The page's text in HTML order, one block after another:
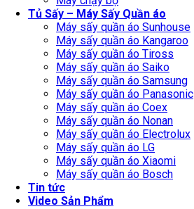
Tủ Sấy – Máy Sấy Quần áo
Máy sấy quần áo Sunhouse
Máy sấy quần áo Kangaroo
Máy sấy quần áo Tiross
Máy sấy quần áo Saiko
Máy sấy quần áo Samsung
Máy sấy quần áo Panasonic
Máy sấy quần áo Coex
Máy sấy quần áo Nonan
Máy sấy quần áo Electrolux
Máy sấy quần áo LG
Máy sấy quần áo Xiaomi
Máy sấy quần áo Bosch
Tin tức
Video Sản Phẩm